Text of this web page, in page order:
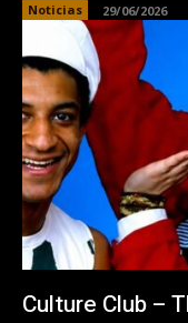
Noticias 29/06/2026
Culture Club –